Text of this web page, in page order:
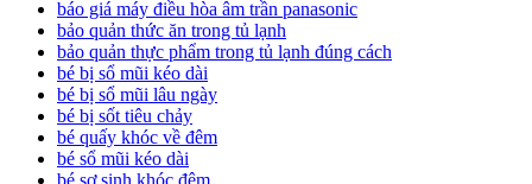
báo giá máy điều hòa âm trần panasonic
bảo quản thức ăn trong tủ lạnh
bảo quản thực phẩm trong tủ lạnh đúng cách
bé bị sổ mũi kéo dài
bé bị sổ mũi lâu ngày
bé bị sốt tiêu chảy
bé quấy khóc về đêm
bé sổ mũi kéo dài
bé sơ sinh khóc đêm